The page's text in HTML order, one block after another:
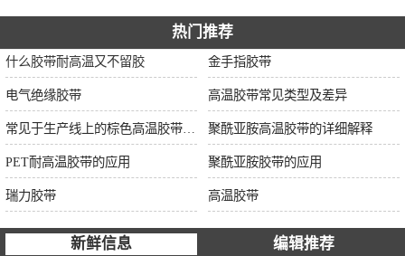
热门推荐
什么胶带耐高温又不留胶 金手指胶带
电气绝缘胶带 高温胶带常见类型及差异
聚酰亚胺高温胶带的详细解释
PET耐高温胶带的应用 聚酰亚胺胶带的应用
瑞力胶带 高温胶带
新鲜信息 编辑推荐